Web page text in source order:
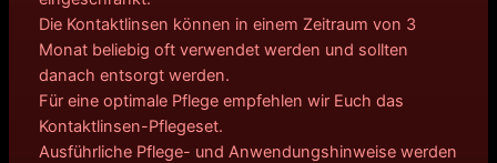
Die Kontaktlinsen können in einem Zeitraum von 3
Monat beliebig oft verwendet werden und sollten
danach entsorgt werden.
Für eine optimale Pflege empfehlen wir Euch das
Kontaktlinsen-Pflegeset.
Ausführliche Pflege- und Anwendungshinweise werden